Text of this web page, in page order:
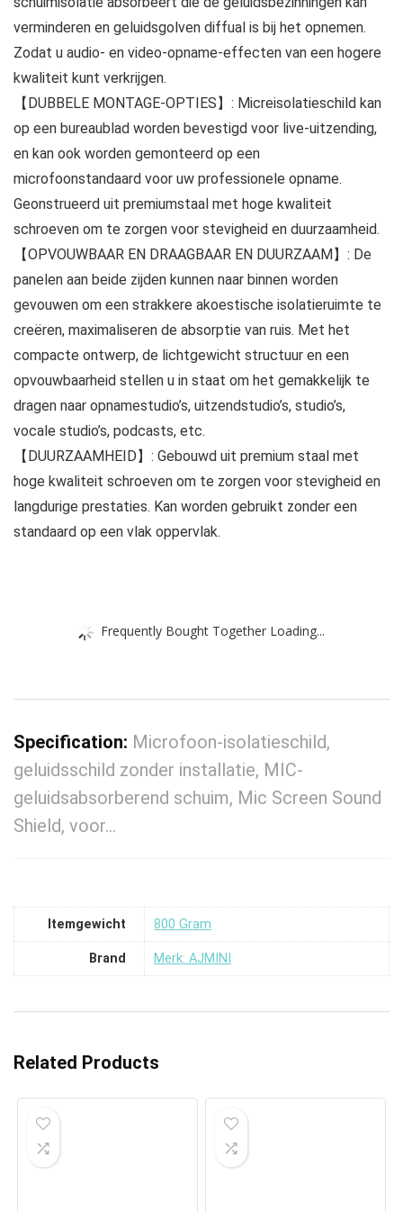
verminderen en geluidsgolven diffual is bij het opnemen.
Zodat u audio- en video-opname-effecten van een hogere
kwaliteit kunt verkrijgen.
【DUBBELE MONTAGE-OPTIES】: Micreisolatieschild kan
op een bureaublad worden bevestigd voor live-uitzending,
en kan ook worden gemonteerd op een
microfoonstandaard voor uw professionele opname.
Geonstrueerd uit premiumstaal met hoge kwaliteit
schroeven om te zorgen voor stevigheid en duurzaamheid.
【OPVOUWBAAR EN DRAAGBAAR EN DUURZAAM】: De
panelen aan beide zijden kunnen naar binnen worden
gevouwen om een ​​strakkere akoestische isolatieruimte te
creëren, maximaliseren de absorptie van ruis. Met het
compacte ontwerp, de lichtgewicht structuur en een
opvouwbaarheid stellen u in staat om het gemakkelijk te
dragen naar opnamestudio’s, uitzendstudio’s, studio’s,
vocale studio’s, podcasts, etc.
【DUURZAAMHEID】: Gebouwd uit premium staal met
hoge kwaliteit schroeven om te zorgen voor stevigheid en
langdurige prestaties. Kan worden gebruikt zonder een
standaard op een vlak oppervlak.
Frequently Bought Together Loading...
Specification: Microfoon-isolatieschild,
geluidsschild zonder installatie, MIC-
geluidsabsorberend schuim, Mic Screen Sound
Shield, voor…
Itemgewicht ‎800 Gram
Brand Merk: AJMINI
Related Products